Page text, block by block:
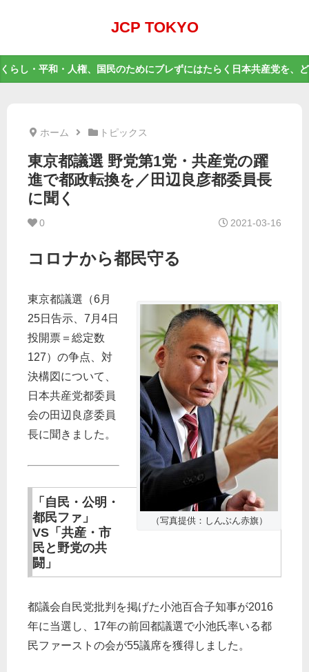
JCP TOKYO
くらし・平和・人権、国民のためにブレずにはたらく日本共産党を、
ホーム トピックス
東京都議選 野党第1党・共産党の躍
進で都政転換を／田辺良彦都委員長
に聞く
0 2021-03-16
コロナから都民守る
（写真提供：しんぶん赤旗）
東京都議選（6月
25日告示、7月4日
投開票＝総定数
127）の争点、対
決構図について、
日本共産党都委員
会の田辺良彦委員
長に聞きました。
「自民・公明・
都民ファ」
VS「共産・市
民と野党の共
闘」
都議会自民党批判を掲げた小池百合子知事が2016
年に当選し、17年の前回都議選で小池氏率いる都
民ファーストの会が55議席を獲得しました。